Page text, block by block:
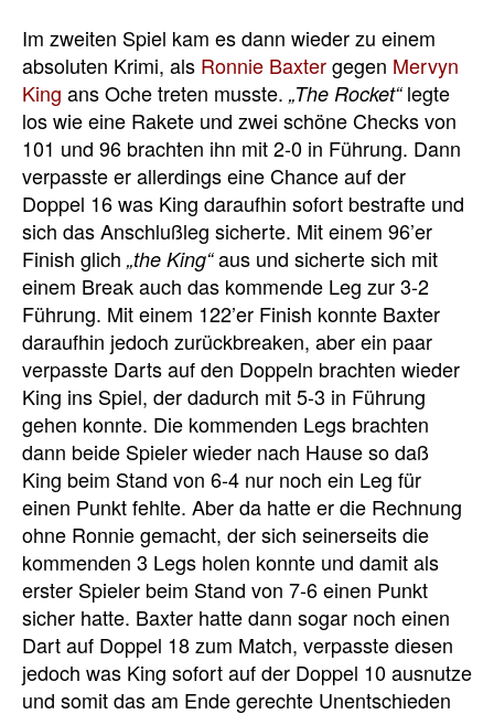
Im zweiten Spiel kam es dann wieder zu einem
absoluten Krimi, als Ronnie Baxtergegen Mervyn
King ans Oche treten musste. „The Rocket“legte
los wie eine Rakete und zwei schöne Checks von
101 und 96 brachten ihn mit 2-0 in Führung. Dann
verpasste er allerdings eine Chance auf der
Doppel 16 was King daraufhin sofort bestrafte und
sich das Anschlußleg sicherte. Mit einem 96’er
Finish glich „the King“aus und sicherte sich mit
einem Break auch das kommende Leg zur 3-2
Führung. Mit einem 122’er Finish konnte Baxter
daraufhin jedoch zurückbreaken, aber ein paar
verpasste Darts auf den Doppeln brachten wieder
King ins Spiel, der dadurch mit 5-3 in Führung
gehen konnte. Die kommenden Legs brachten
dann beide Spieler wieder nach Hause so daß
King beim Stand von 6-4 nur noch ein Leg für
einen Punkt fehlte. Aber da hatte er die Rechnung
ohne Ronnie gemacht, der sich seinerseits die
kommenden 3 Legs holen konnte und damit als
erster Spieler beim Stand von 7-6 einen Punkt
sicher hatte. Baxter hatte dann sogar noch einen
Dart auf Doppel 18 zum Match, verpasste diesen
jedoch was King sofort auf der Doppel 10 ausnutze
und somit das am Ende gerechte Unentschieden